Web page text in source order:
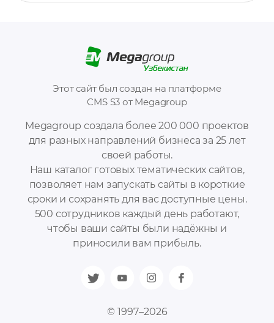
Megagroup создала более 200 000 проектов
для разных направлений бизнеса за 25 лет
своей работы.
Наш каталог готовых тематических сайтов,
позволяет нам запускать сайты в короткие
сроки и сохранять для вас доступные цены.
500 сотрудников каждый день работают,
чтобы ваши сайты были надёжны и
приносили вам прибыль.
© 1997–2026
Этот сайт был создан на платформе
CMS S3 от Megagroup